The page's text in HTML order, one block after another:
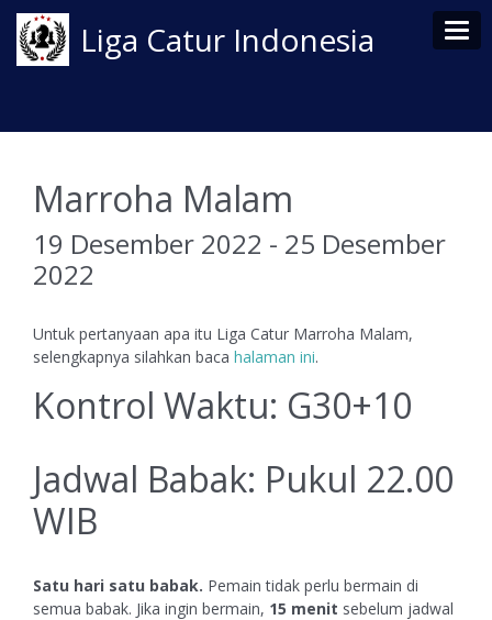
Liga Catur Indonesia
Marroha Malam
19 Desember 2022 - 25 Desember
2022
Untuk pertanyaan apa itu Liga Catur Marroha Malam,
selengkapnya silahkan baca halaman ini.
Kontrol Waktu: G30+10
Jadwal Babak: Pukul 22.00
WIB
Satu hari satu babak. Pemain tidak perlu bermain di
semua babak. Jika ingin bermain, 15 menit sebelum jadwal